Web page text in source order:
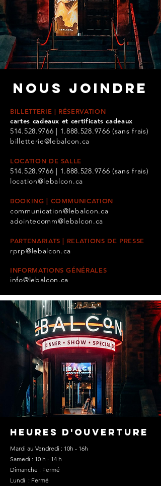
NOUS JOINDRE
BILLETTERIE | RÉSERVATION
cartes cadeaux et certificats cadeaux
514.528.9766 | 1.888.528.9766 (sans frais)
billetterie@lebalcon.ca
LOCATION DE SALLE
514.528.9766 | 1.888.528.9766 (sans frais)
location@lebalcon.ca
BOOKING | COMMUNICATION
communication@lebalcon.ca
adointecomm@lebalcon.ca
PARTENARIATS | RELATIONS DE PRESSE
rprp@lebalcon.ca
INFORMATIONS GÉNÉRALES
info@lebalcon.ca
Heures d'ouverture
Mardi au Vendredi : 10h - 16h
Samedi : 10 h - 14 h
Dimanche : Fermé
Lundi : Fermé